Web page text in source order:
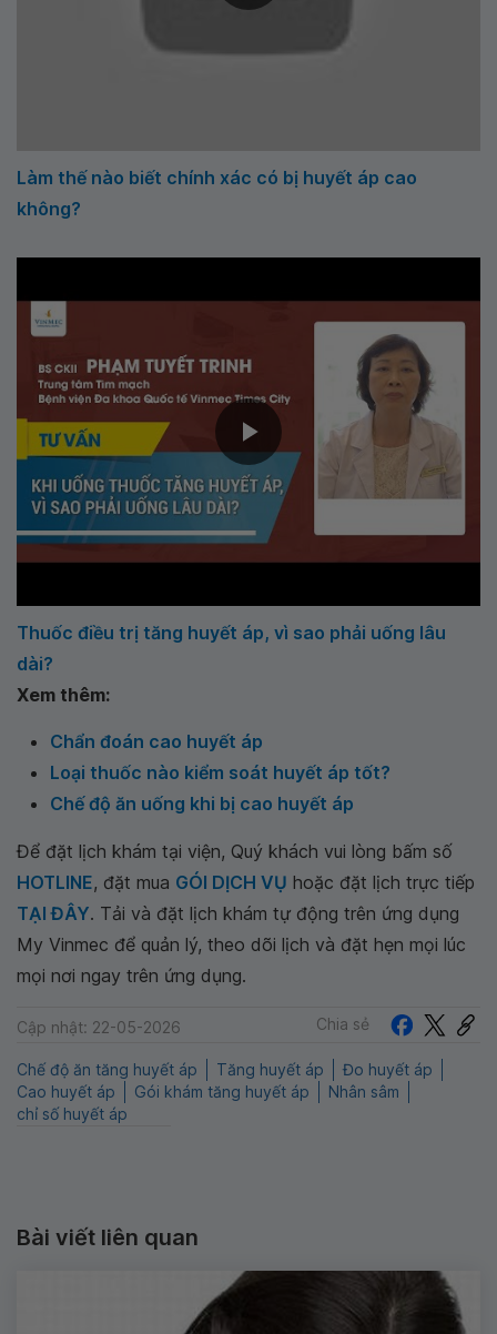
Làm thế nào biết chính xác có bị huyết áp cao
không?
Thuốc điều trị tăng huyết áp, vì sao phải uống lâu
dài?
Xem thêm:
Chẩn đoán cao huyết áp
Loại thuốc nào kiểm soát huyết áp tốt?
Chế độ ăn uống khi bị cao huyết áp
Để đặt lịch khám tại viện, Quý khách vui lòng bấm số
HOTLINE, đặt mua GÓI DỊCH VỤ hoặc đặt lịch trực tiếp
TẠI ĐÂY. Tải và đặt lịch khám tự động trên ứng dụng
My Vinmec để quản lý, theo dõi lịch và đặt hẹn mọi lúc
mọi nơi ngay trên ứng dụng.
Cập nhật: 22-05-2026 Chia sẻ
Chế độ ăn tăng huyết áp Tăng huyết áp
Đo huyết áp
Cao huyết áp
Gói khám tăng huyết áp
Nhân sâm
chỉ số huyết áp
Bài viết liên quan